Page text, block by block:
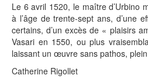
Le 6 avril 1520, le maître d’Urbino
à l’âge de trente-sept ans, d’une
certains, d’un excès de « plaisirs
Vasari en 1550, ou plus
laissant un œuvre sans pathos,
Catherine Rigollet